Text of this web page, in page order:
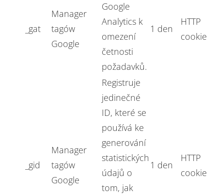
_gat
Manager
tagów
Google
Google
Analytics k
omezení
četnosti
požadavků.
1 den
HTTP
cookie
_gid
Manager
tagów
Google
Registruje
jedinečné
ID, které se
používá ke
generování
statistických
údajů o
tom, jak
1 den
HTTP
cookie